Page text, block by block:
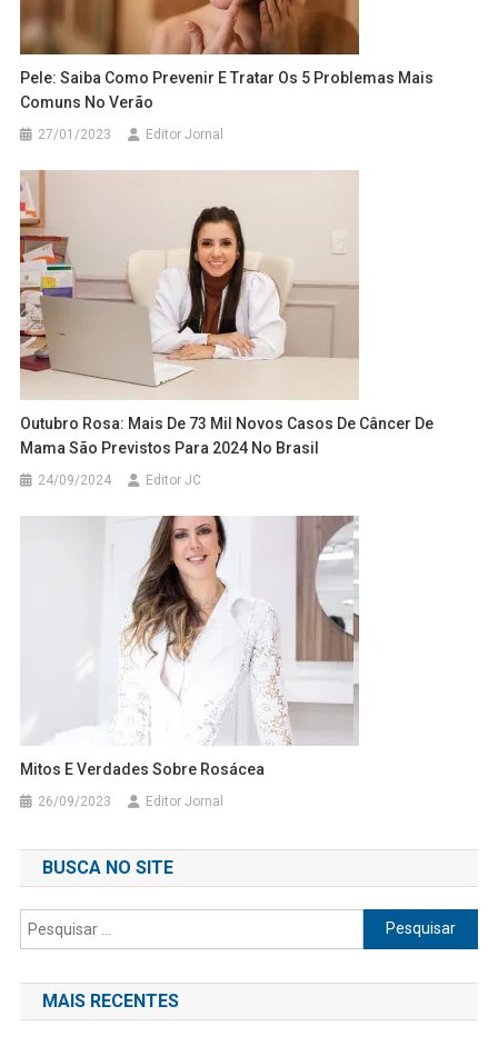
Pele: Saiba Como Prevenir E Tratar Os 5 Problemas Mais
Comuns No Verão
27/01/2023 Editor Jornal
Outubro Rosa: Mais De 73 Mil Novos Casos De Câncer De
Mama São Previstos Para 2024 No Brasil
24/09/2024 Editor JC
Mitos E Verdades Sobre Rosácea
26/09/2023 Editor Jornal
BUSCA NO SITE
Pesquisar
por:
MAIS RECENTES